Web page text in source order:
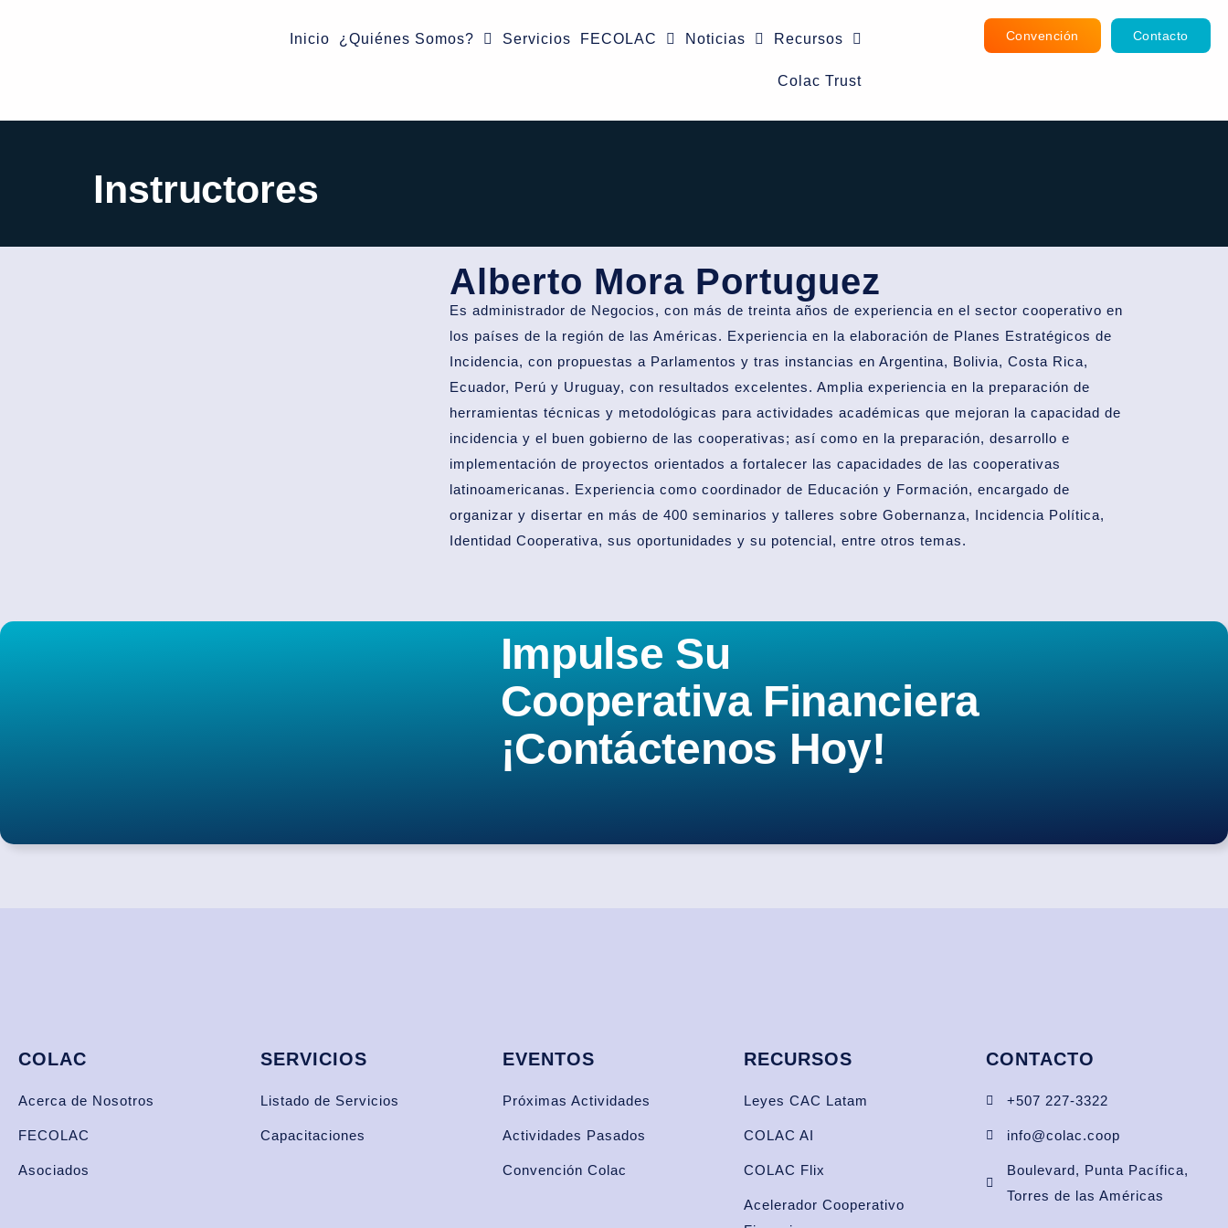
Inicio ¿Quiénes Somos? Servicios FECOLAC Noticias Recursos
Colac Trust
Convención Contacto
Instructores
Alberto Mora Portuguez
Es administrador de Negocios, con más de treinta años de experiencia en el sector cooperativo en
los países de la región de las Américas. Experiencia en la elaboración de Planes Estratégicos de
Incidencia, con propuestas a Parlamentos y tras instancias en Argentina, Bolivia, Costa Rica,
Ecuador, Perú y Uruguay, con resultados excelentes. Amplia experiencia en la preparación de
herramientas técnicas y metodológicas para actividades académicas que mejoran la capacidad de
incidencia y el buen gobierno de las cooperativas; así como en la preparación, desarrollo e
implementación de proyectos orientados a fortalecer las capacidades de las cooperativas
latinoamericanas. Experiencia como coordinador de Educación y Formación, encargado de
organizar y disertar en más de 400 seminarios y talleres sobre Gobernanza, Incidencia Política,
Identidad Cooperativa, sus oportunidades y su potencial, entre otros temas.
Impulse Su
Cooperativa Financiera
¡Contáctenos Hoy!
COLAC
Acerca de Nosotros
FECOLAC
Asociados
SERVICIOS
Listado de Servicios
Capacitaciones
EVENTOS
Próximas Actividades
Actividades Pasados
Convención Colac
RECURSOS
Leyes CAC Latam
COLAC AI
COLAC Flix
Acelerador Cooperativo
CONTACTO
+507 227-3322
info@colac.coop
Boulevard, Punta Pacífica,
Torres de las Américas